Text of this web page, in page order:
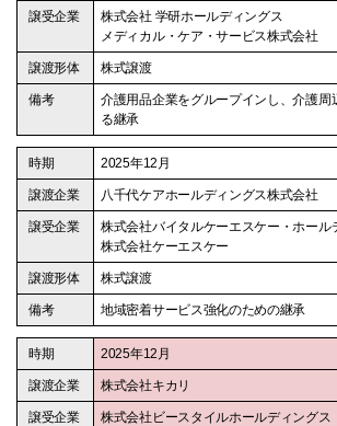
株式会社 学研ホールディングス
メディカル・ケア・サービス株式会社
株式譲渡
介護用品企業をグループインし、介護周
る継承
2025年12月
八千代ケアホールディングス株式会社
株式会社バイタルケーエスケー・ホール
株式会社ケーエスケー
株式譲渡
地域密着サービス強化のための継承
2025年12月
株式会社キカリ
株式会社ビースタイルホールディングス